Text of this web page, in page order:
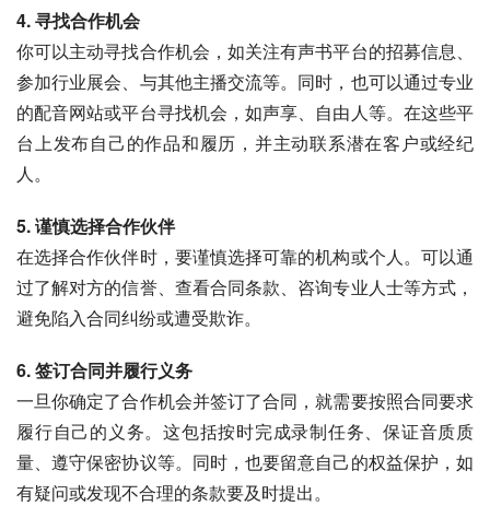
4. 寻找合作机会
你可以主动寻找合作机会，如关注有声书平台的招募信息、
参加行业展会、与其他主播交流等。同时，也可以通过专业
的配音网站或平台寻找机会，如声享、自由人等。在这些平
台上发布自己的作品和履历，并主动联系潜在客户或经纪
人。
5. 谨慎选择合作伙伴
在选择合作伙伴时，要谨慎选择可靠的机构或个人。可以通
过了解对方的信誉、查看合同条款、咨询专业人士等方式，
避免陷入合同纠纷或遭受欺诈。
6. 签订合同并履行义务
一旦你确定了合作机会并签订了合同，就需要按照合同要求
履行自己的义务。这包括按时完成录制任务、保证音质质
量、遵守保密协议等。同时，也要留意自己的权益保护，如
有疑问或发现不合理的条款要及时提出。